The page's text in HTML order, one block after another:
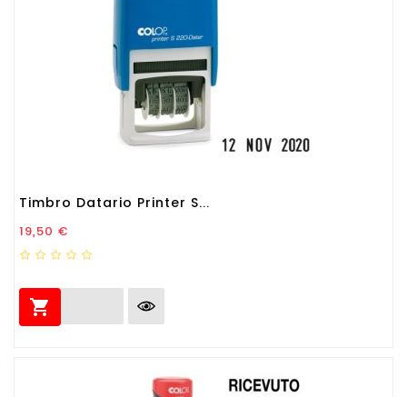
Timbro Datario Printer S...
Prezzo
19,50 €
